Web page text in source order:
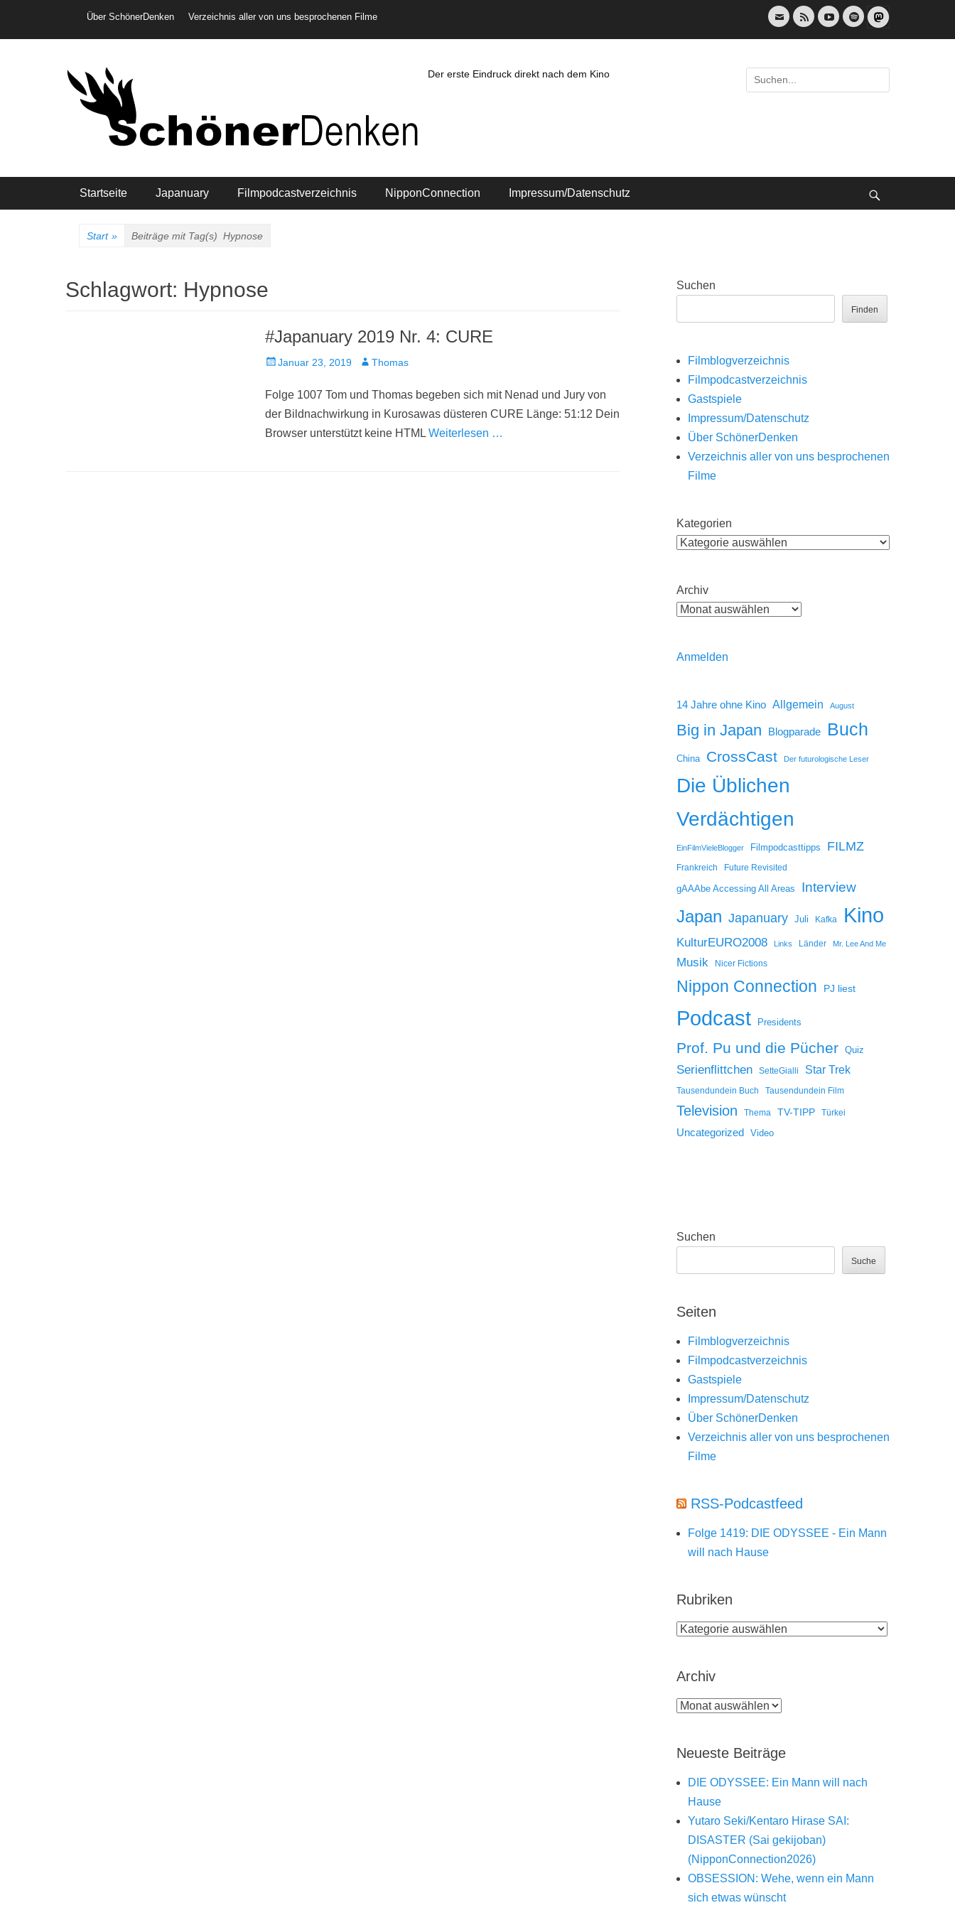
Header-Menü
Über SchönerDenken Verzeichnis aller von uns besprochenen Filme
E-
Mail
Feed YouTubeSpotify
Der erste Eindruck direkt nach dem Kino
Suche
nach:
Hauptmenü
Startseite Japanuary Filmpodcastverzeichnis NipponConnection Impressum/Datenschutz
Start » Beiträge mit Tag(s) Hypnose
Schlagwort: Hypnose
#Japanuary 2019 Nr. 4: CURE
Veröffentlicht
Januar 23, 2019 AutorThomas
Folge 1007 Tom und Thomas begeben sich mit Nenad und Jury von
der Bildnachwirkung in Kurosawas düsteren CURE Länge: 51:12 Dein
Browser unterstützt keine HTML Weiterlesen …
Suchen
Finden
Filmblogverzeichnis
Filmpodcastverzeichnis
Gastspiele
Impressum/Datenschutz
Über SchönerDenken
Verzeichnis aller von uns besprochenen
Filme
Kategorien
Archiv
Anmelden
14 Jahre ohne Kino Allgemein August
Big in Japan Blogparade Buch
China CrossCast Der futurologische Leser
Die Üblichen
Verdächtigen
EinFilmVieleBlogger Filmpodcasttipps FILMZ
Frankreich Future Revisited
gAAAbe Accessing All Areas Interview
Japan Japanuary Juli Kafka Kino
KulturEURO2008 Links Länder Mr. Lee And Me
Musik Nicer Fictions
Nippon Connection PJ liest
Podcast Presidents
Prof. Pu und die Pücher Quiz
Serienflittchen SetteGialli Star Trek
Tausendundein Buch Tausendundein Film
Television Thema TV-TIPP Türkei
Uncategorized Video
Suchen
Suche
Seiten
Filmblogverzeichnis
Filmpodcastverzeichnis
Gastspiele
Impressum/Datenschutz
Über SchönerDenken
Verzeichnis aller von uns besprochenen
Filme
RSS-Podcastfeed
Folge 1419: DIE ODYSSEE - Ein Mann
will nach Hause
Rubriken
Rubriken
Archiv
Archiv
Neueste Beiträge
DIE ODYSSEE: Ein Mann will nach
Hause
Yutaro Seki/Kentaro Hirase SAI:
DISASTER (Sai gekijoban)
(NipponConnection2026)
OBSESSION: Wehe, wenn ein Mann
sich etwas wünscht